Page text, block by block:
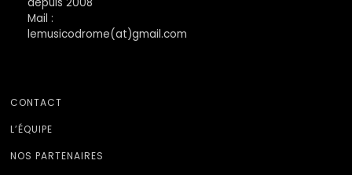
depuis 2008
Mail :
lemusicodrome(at)gmail.com
CONTACT
L’ÉQUIPE
NOS PARTENAIRES